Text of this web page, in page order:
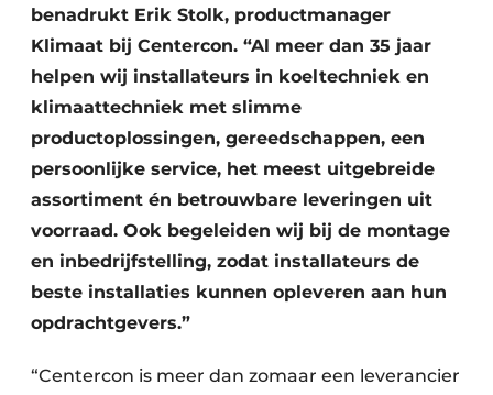
benadrukt Erik Stolk, productmanager
Klimaat bij Centercon. “Al meer dan 35 jaar
helpen wij installateurs in koeltechniek en
klimaattechniek met slimme
productoplossingen, gereedschappen, een
persoonlijke service, het meest uitgebreide
assortiment én betrouwbare leveringen uit
voorraad. Ook begeleiden wij bij de montage
en inbedrijfstelling, zodat installateurs de
beste installaties kunnen opleveren aan hun
opdrachtgevers.”
“Centercon is meer dan zomaar een leverancier